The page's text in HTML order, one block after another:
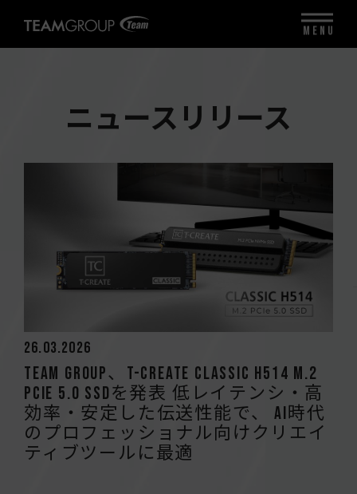
ニュースリリース
26.03.2026
Team Group、T-CREATE CLASSIC H514 M.2
PCIe 5.0 SSDを発表 低レイテンシ・高
効率・安定した伝送性能で、 AI時代
のプロフェッショナル向けクリエイ
ティブツールに最適
MENU